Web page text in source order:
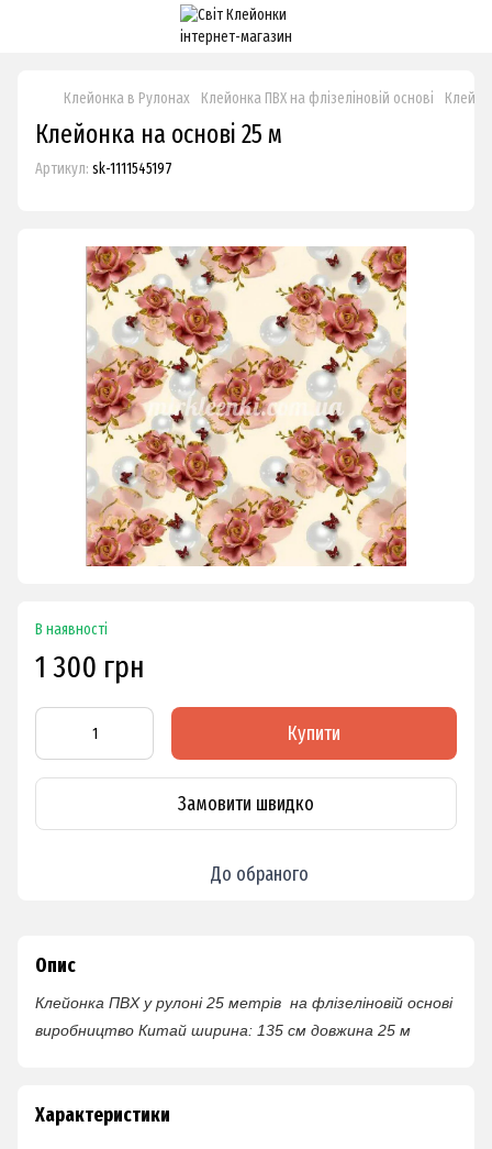
Клейонка в Рулонах Клейонка ПВХ на флізеліновій основі
Клейонка на основі 25 м
Артикул: sk-1111545197
В наявності
1 300 грн
Купити
Замовити швидко
До обраного
Опис
Клейонка ПВХ у рулоні25 метрів на флізеліновій основі
виробництво Китай ширина: 135 см довжина 25 м
Характеристики